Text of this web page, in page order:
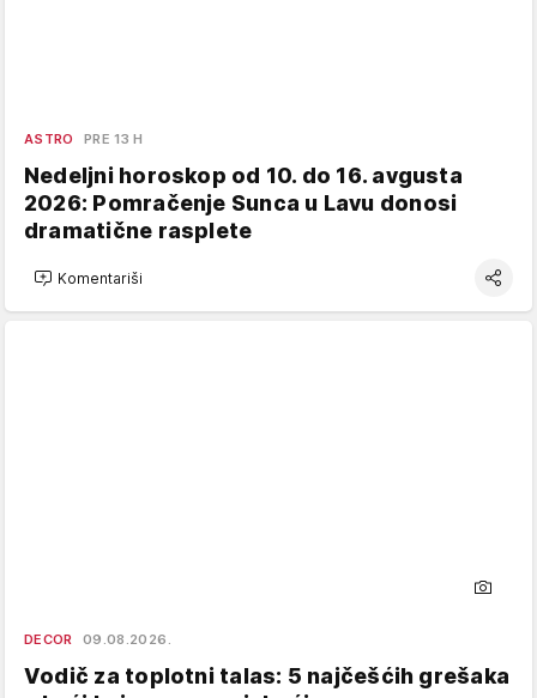
ASTRO PRE 13 H
Nedeljni horoskop od 10. do 16. avgusta
2026: Pomračenje Sunca u Lavu donosi
dramatične rasplete
Komentariši
DECOR 09.08.2026.
Vodič za toplotni talas: 5 najčešćih grešaka